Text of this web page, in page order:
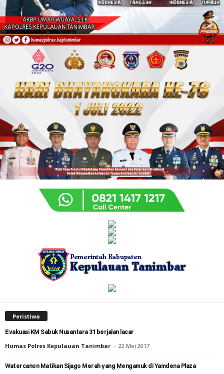
Peristiwa
Evakuasi KM Sabuk Nusantara 31 berjalan lacar
Humas Polres Kepulauan Tanimbar - 22 Mei 2017
Watercanon Matikan Sijago Merah yang Mengamuk di Yamdena Plaza